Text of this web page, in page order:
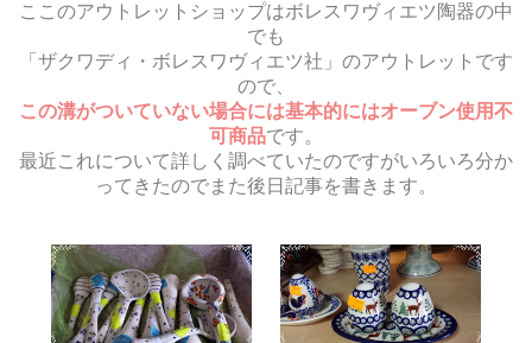
ここのアウトレットショップはボレスワヴィエツ陶器の中
でも
「ザクワディ・ボレスワヴィエツ社」のアウトレットです
ので、
この溝がついていない場合には基本的にはオーブン使用不
可商品です。
最近これについて詳しく調べていたのですがいろいろ分か
ってきたのでまた後日記事を書きます。